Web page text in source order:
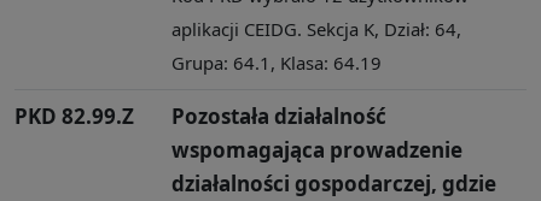
aplikacji CEIDG. Sekcja K, Dział: 64,
Grupa: 64.1, Klasa: 64.19
PKD 82.99.Z
Pozostała działalność
wspomagająca prowadzenie
działalności gospodarczej, gdzie